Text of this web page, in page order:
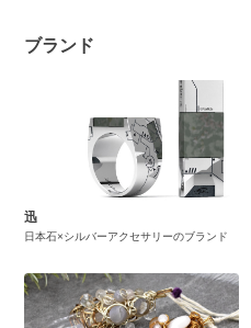
ブランド
迅
日本石×シルバーアクセサリーのブランド